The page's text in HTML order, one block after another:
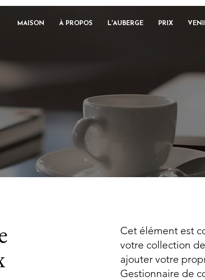
MAISON À PROPOS L'AUBERGE PRIX
Cet élément est
votre collection
ajouter votre
Gestionnaire de